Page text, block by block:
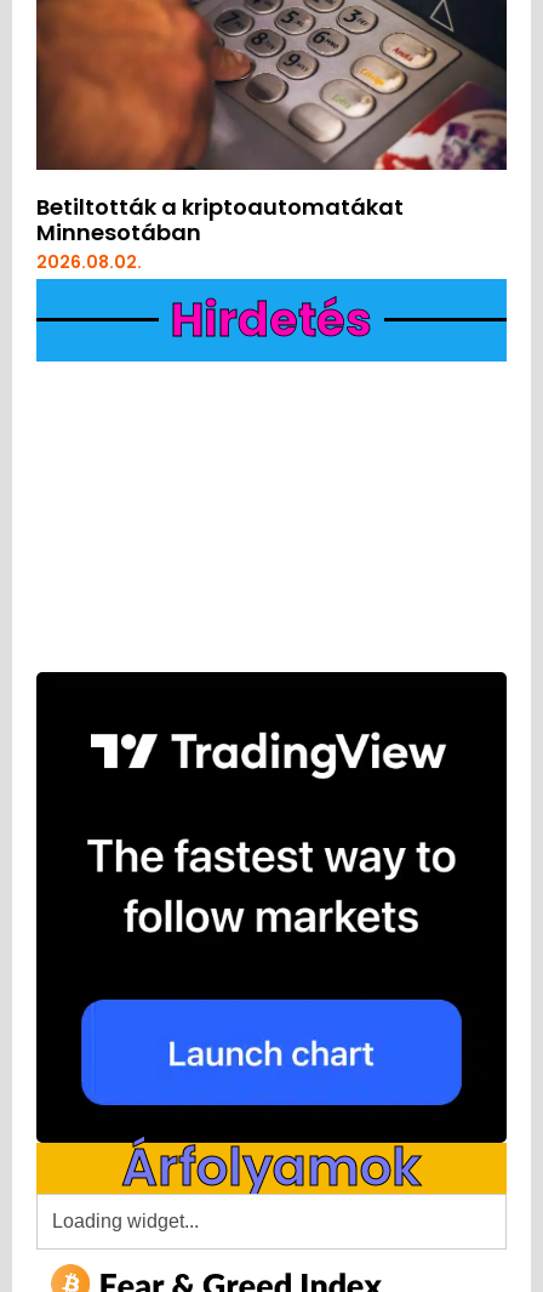
Betiltották a kriptoautomatákat
Minnesotában
2026.08.02.
Hirdetés
Árfolyamok